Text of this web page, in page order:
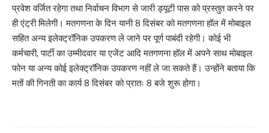
प्रवेश वर्जित रहेगा तथा निर्वाचन विभाग से जारी ड्यूटी पास को प्रस्तुत करने पर
ही एंट्री मिलेगी। मतगणना के दिन यानी 8 दिसंबर को मतगणना हॉल में मोबाइल
सहित अन्य इलेक्ट्रॉनिक उपकरण ले जाने पर पूर्ण पाबंदी रहेगी। कोई भी
कर्मचारी, पार्टी का उम्मीदवार या एजेंट आदि मतगणना हॉल में अपने साथ मोबाइल
फोन या अन्य कोई इलेक्ट्रॉनिक उपकरण नहीं ले जा सकते हैं। उन्होंने बताया कि
मतों की गिनती का कार्य 8 दिसंबर को प्रातः 8 बजे शुरू होगा।